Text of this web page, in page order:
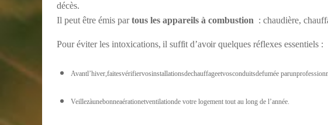
décès.
Il peut être émis partous les appareils à combustion : chaudière,
Pour éviter les intoxications, il suffit d’avoirquelques réflexes essentiels :
Avantl’hiver,faitesvérifiervosinstallationsdechauffageetvosconduitsdefumée
Veillezàunebonneaérationetventilationde votre logement tout au long de l’année.